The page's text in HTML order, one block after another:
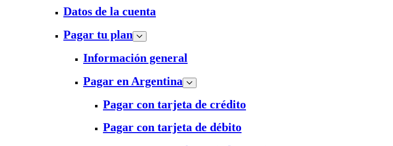
Datos de la cuenta
Pagar tu plan
Información general
Pagar en Argentina
Pagar con tarjeta de crédito
Pagar con tarjeta de débito